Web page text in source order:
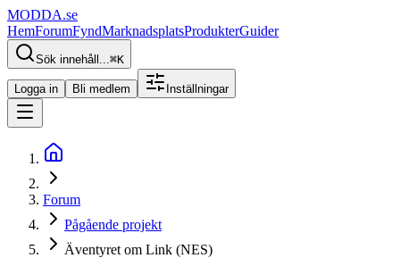
MODDA.se
HemForumFyndMarknadsplatsProdukterGuider
Sök innehåll...⌘K
Logga in Bli medlem Inställningar
Forum
Pågående projekt
Äventyret om Link (NES)